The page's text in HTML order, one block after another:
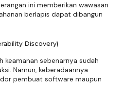
ini memberikan wawasan
berlapis dapat dibangun
Discovery)
keamanan sebenarnya sudah
Namun, keberadaannya
pembuat software maupun